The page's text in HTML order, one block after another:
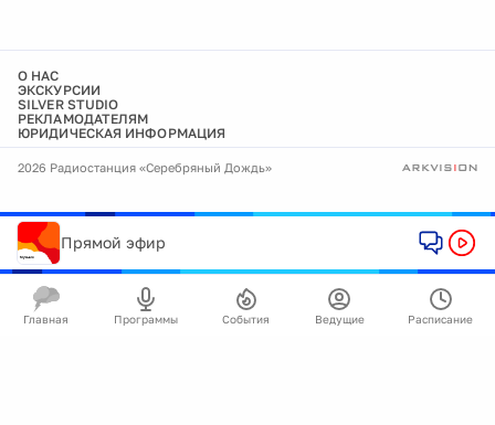
О НАС
ЭКСКУРСИИ
SILVER STUDIO
РЕКЛАМОДАТЕЛЯМ
ЮРИДИЧЕСКАЯ ИНФОРМАЦИЯ
2026 Радиостанция «Серебряный Дождь»
Прямой эфир
Главная Программы События Ведущие Расписание